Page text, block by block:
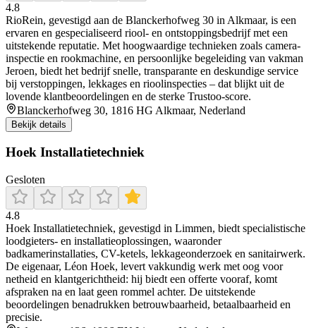
4.8
RioRein, gevestigd aan de Blanckerhofweg 30 in Alkmaar, is een
ervaren en gespecialiseerd riool- en ontstoppingsbedrijf met een
uitstekende reputatie. Met hoogwaardige technieken zoals camera-
inspectie en rookmachine, en persoonlijke begeleiding van vakman
Jeroen, biedt het bedrijf snelle, transparante en deskundige service
bij verstoppingen, lekkages en rioolinspecties – dat blijkt uit de
lovende klantbeoordelingen en de sterke Trustoo-score.
Blanckerhofweg 30, 1816 HG Alkmaar, Nederland
Bekijk details
Hoek Installatietechniek
Gesloten
4.8
Hoek Installatietechniek, gevestigd in Limmen, biedt specialistische
loodgieters- en installatieoplossingen, waaronder
badkamerinstallaties, CV-ketels, lekkageonderzoek en sanitairwerk.
De eigenaar, Léon Hoek, levert vakkundig werk met oog voor
netheid en klantgerichtheid: hij biedt een offerte vooraf, komt
afspraken na en laat geen rommel achter. De uitstekende
beoordelingen benadrukken betrouwbaarheid, betaalbaarheid en
precisie.